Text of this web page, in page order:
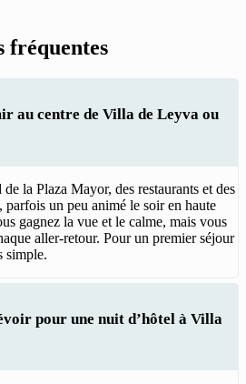
fréquentes
au centre de Villa de Leyva ou
la Plaza Mayor, des restaurants et des
parfois un peu animé le soir en haute
gagnez la vue et le calme, mais vous
aller-retour. Pour un premier séjour
simple.
pour une nuit d’hôtel à Villa